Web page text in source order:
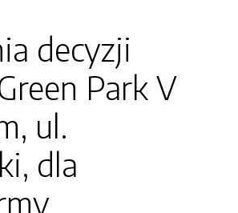
decyzji
Park V
ul.
dla